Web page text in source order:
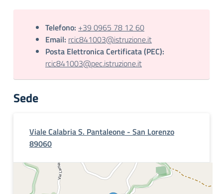
Telefono: +39 0965 78 12 60
Email: rcic841003@istruzione.it
Posta Elettronica Certificata (PEC):
rcic841003@pec.istruzione.it
Sede
Viale Calabria S. Pantaleone - San Lorenzo
89060